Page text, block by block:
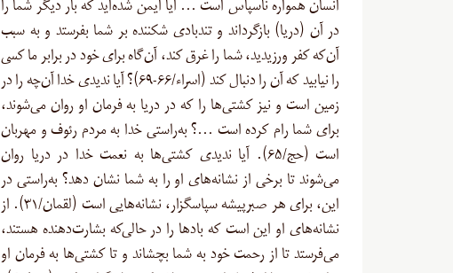
انسان همواره ناسپاس است … آیا ایمن شده‌اید که بار دیگر شما را
در آن (دریا) بازگرداند و تندبادى شکننده بر شما بفرستد و به سبب
آن‌که کفر ورزیدید، شما را غرق کند، آن‌گاه براى خود در برابر ما کسى
را نیابید که آن را دنبال کند (اسراء/۶۶-۶۹)؟ آیا ندیدی خدا آن‌چه را در
زمین است و نیز کشتی‌ها را که در دریا به فرمان او روان می‌شوند،
برای شما رام کرده است …؟ به‌راستی خدا به مردم رئوف و مهربان
است (حج/۶۵). آیا ندیدی کشتی‌ها به نعمت خدا در دریا روان
می‌شوند تا برخی از نشانه‌های او را به شما نشان دهد؟ به‌راستی در
این، برای هر صبرپیشه سپاسگزار، نشانه‌هایی است (لقمان/۳۱). از
نشانه‌های او این است که بادها را در حالی‌که بشارت‌دهنده هستند،
می‌فرستد تا از رحمت خود به شما بچشاند و تا کشتی‌ها به فرمان او